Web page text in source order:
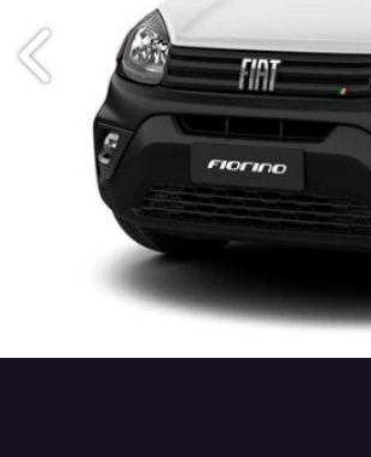
Anterior